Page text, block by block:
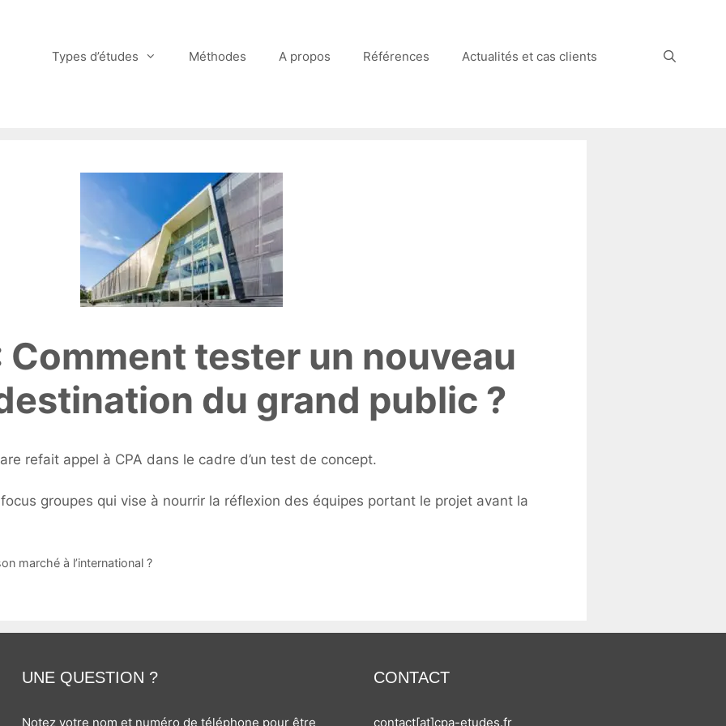
Types d’études Méthodes A propos Références Actualités et cas clients
Comment tester un nouveau
du grand public ?
refait appel à CPA dans le cadre d’un test de concept.
groupes qui vise à nourrir la réflexion des équipes portant le projet avant la
marché à l’international ?
UNE QUESTION ?
Notez votre nom et numéro de téléphone pour être
CONTACT
contact[at]cpa-etudes.fr